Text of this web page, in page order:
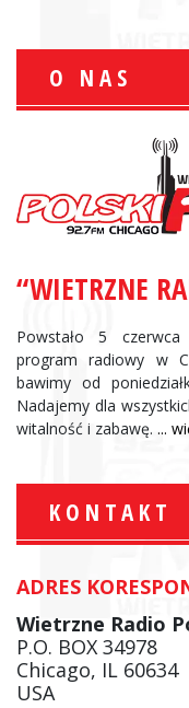
O NAS
“WIETRZNE
Powstało 5
program radiowy w
bawimy od
Nadajemy dla
witalność i zabawę. ...
KONTAKT
ADRES
Wietrzne Radio
P.O. BOX 34978
Chicago, IL 60634
USA